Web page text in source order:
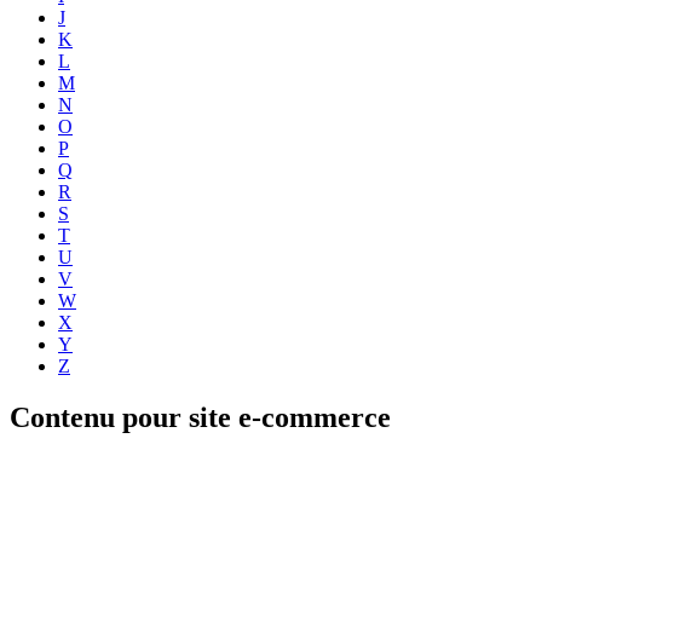
J
K
L
M
N
O
P
Q
R
S
T
U
V
W
X
Y
Z
Contenu pour site e-commerce